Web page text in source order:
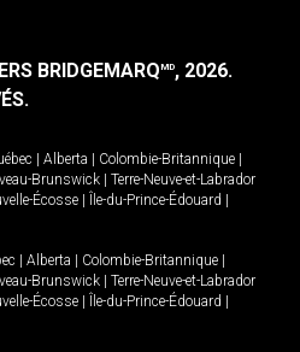
BRIDGEMARQMD, 2026.
Alberta Colombie-Britannique
Brunswick
Terre-Neuve-et-Labrador
Écosse Île-du-Prince-Édouard
Alberta Colombie-Britannique
Brunswick
Terre-Neuve-et-Labrador
Écosse Île-du-Prince-Édouard